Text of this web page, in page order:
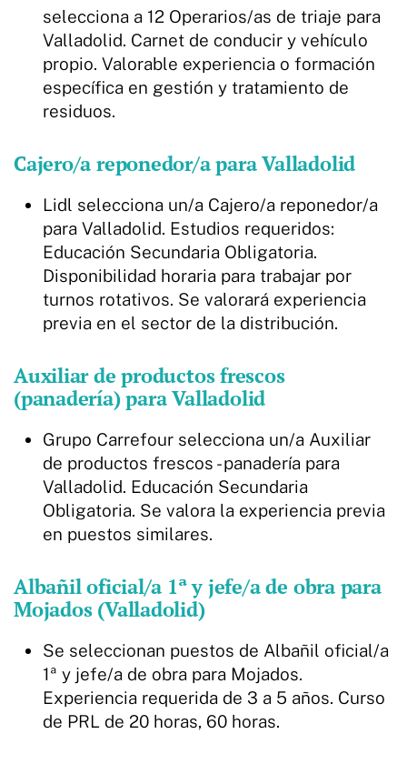
selecciona a 12 Operarios/as de triaje para
Valladolid. Carnet de conducir y vehículo
propio. Valorable experiencia o formación
específica en gestión y tratamiento de
residuos.
Cajero/a reponedor/a para Valladolid
Lidl selecciona un/a Cajero/a reponedor/a
para Valladolid. Estudios requeridos:
Educación Secundaria Obligatoria.
Disponibilidad horaria para trabajar por
turnos rotativos. Se valorará experiencia
previa en el sector de la distribución.
Auxiliar de productos frescos
(panadería) para Valladolid
Grupo Carrefour selecciona un/a Auxiliar
de productos frescos - panadería para
Valladolid. Educación Secundaria
Obligatoria. Se valora la experiencia previa
en puestos similares.
Albañil oficial/a 1ª y jefe/a de obra para
Mojados (Valladolid)
Se seleccionan puestos de Albañil oficial/a
1ª y jefe/a de obra para Mojados.
Experiencia requerida de 3 a 5 años. Curso
de PRL de 20 horas, 60 horas.